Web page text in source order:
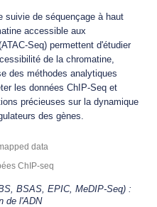
suivie de séquençage à haut
accessible aux
Seq) permettent d'étudier
de la chromatine,
des méthodes analytiques
les données ChIP-Seq et
précieuses sur la dynamique
des gènes.
ChIP-seq
BSAS, EPIC, MeDIP-Seq) :
de l'ADN